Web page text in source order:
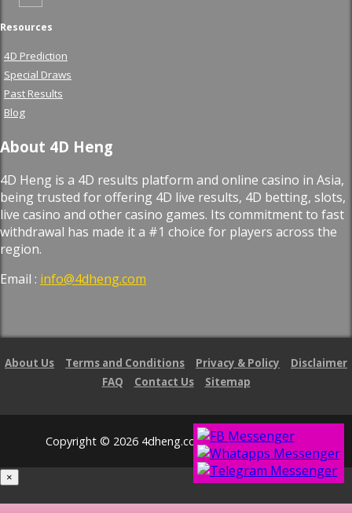
Resources
4D Prediction
Special Draws
Past Results
Blog
About 4D Heng
4D Heng is a 4D results platform and online casino in Asia,
being trusted for offering 4D live results, 4D betting, slots,
live casino and other casino games. Its commitment to fast
withdrawal has made it a #1 choice for players across the
region.
Email : info@4dheng.com
About Us Terms and Conditions Privacy & Policy
Disclaimer
FAQ
Contact Us Sitemap
Copyright © 2026 4dheng.com. All Right Reserved.
×